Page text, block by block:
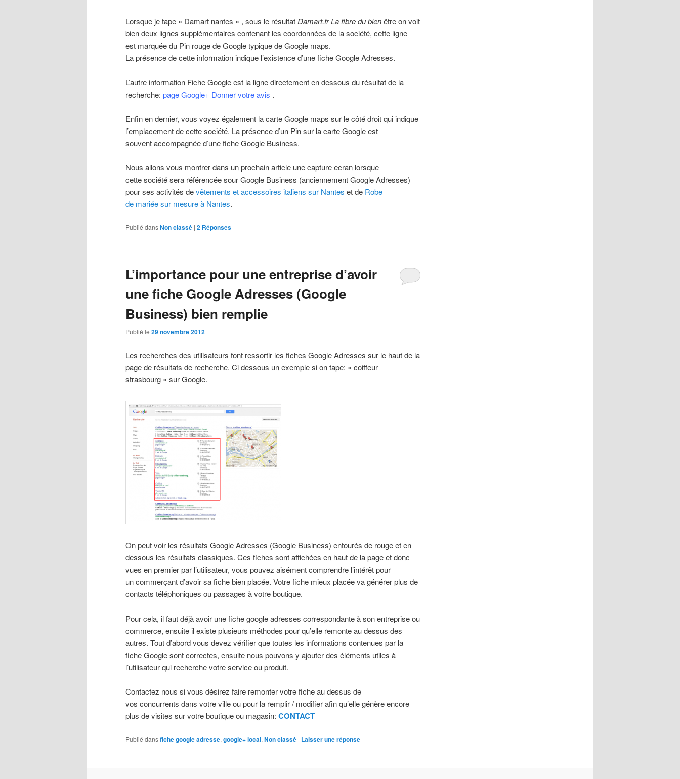
Lorsque je tape « Damart nantes » , sous le résultatDamart.fr La fibre du bienêtre on voit
bien deux lignes supplémentaires contenant les coordonnées de la société, cette ligne
est marquée du Pin rouge de Google typique de Google maps.
La présence de cette information indique l’existence d’une fiche Google Adresses.
L’autre information Fiche Google est la ligne directement en dessous du résultat de la
recherche: page Google+ Donner votre avis .
Enfin en dernier, vous voyez également la carte Google maps sur le côté droit qui indique
l’emplacement de cette société. La présence d’un Pin sur la carte Google est
souvent accompagnée d’une fiche Google Business.
Nous allons vous montrer dans un prochain article une capture ecran lorsque
cette société sera référencée sour Google Business (anciennement Google Adresses)
pour ses activités devêtements et accessoires italiens sur Nantes et de Robe
de mariée sur mesure à Nantes.
Publié dansNon classé | 2 Réponses
L’importance pour une entreprise d’avoir
une fiche Google Adresses (Google
Business) bien remplie
Publié le 29 novembre 2012
Les recherches des utilisateurs font ressortir les fiches Google Adresses sur le haut de la
page de résultats de recherche. Ci dessous un exemple si on tape: « coiffeur
strasbourg » sur Google.
On peut voir les résultats Google Adresses (Google Business) entourés de rouge et en
dessous les résultats classiques. Ces fiches sont affichées en haut de la page et donc
vues en premier par l’utilisateur, vous pouvez aisément comprendre l’intérêt pour
un commerçant d’avoir sa fiche bien placée. Votre fiche mieux placée va générer plus de
contacts téléphoniques ou passages à votre boutique.
Pour cela, il faut déjà avoir une fiche google adresses correspondante à son entreprise ou
commerce, ensuite il existe plusieurs méthodes pour qu’elle remonte au dessus des
autres. Tout d’abord vous devez vérifier que toutes les informations contenues par la
fiche Google sont correctes, ensuite nous pouvons y ajouter des éléments utiles à
l’utilisateur qui recherche votre service ou produit.
Contactez nous si vous désirez faire remonter votre fiche au dessus de
vos concurrents dans votre ville ou pour la remplir / modifier afin qu’elle génère encore
plus de visites sur votre boutique ou magasin: CONTACT
Publié dansfiche google adresse, google+ local, Non classé | Laisser une réponse